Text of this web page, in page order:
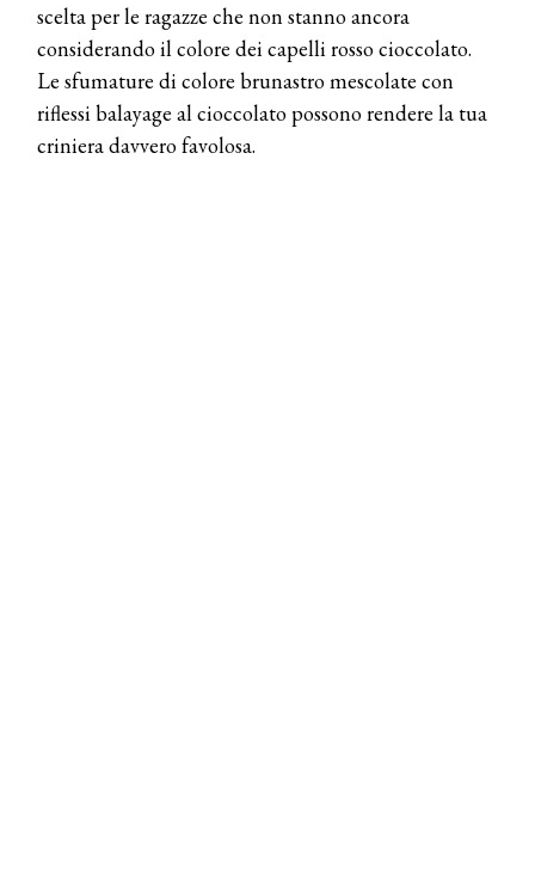
scelta per le ragazze che non stanno ancora
considerando il colore dei capelli rosso cioccolato.
Le sfumature di colore brunastro mescolate con
riflessi balayage al cioccolato possono rendere la tua
criniera davvero favolosa.